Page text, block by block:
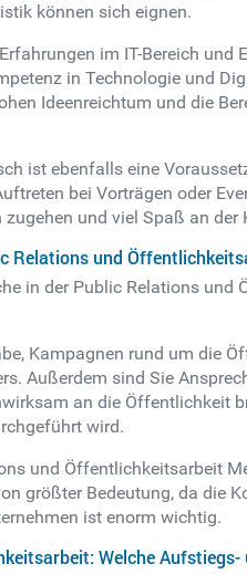
können sich eignen.
im IT-Bereich
in Technologie und
Ideenreichtum und die
ist ebenfalls eine
bei Vorträgen oder
und viel Spaß an
Relations und
in der Public Relations
Kampagnen rund um die
Außerdem sind Sie
an die
wird.
und Öffentlichkeitsarbeit
größter Bedeutung, da
ist enorm wichtig.
Welche